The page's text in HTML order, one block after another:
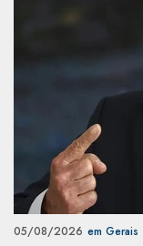
05/08/2026 em Gerais